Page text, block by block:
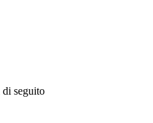
di seguito